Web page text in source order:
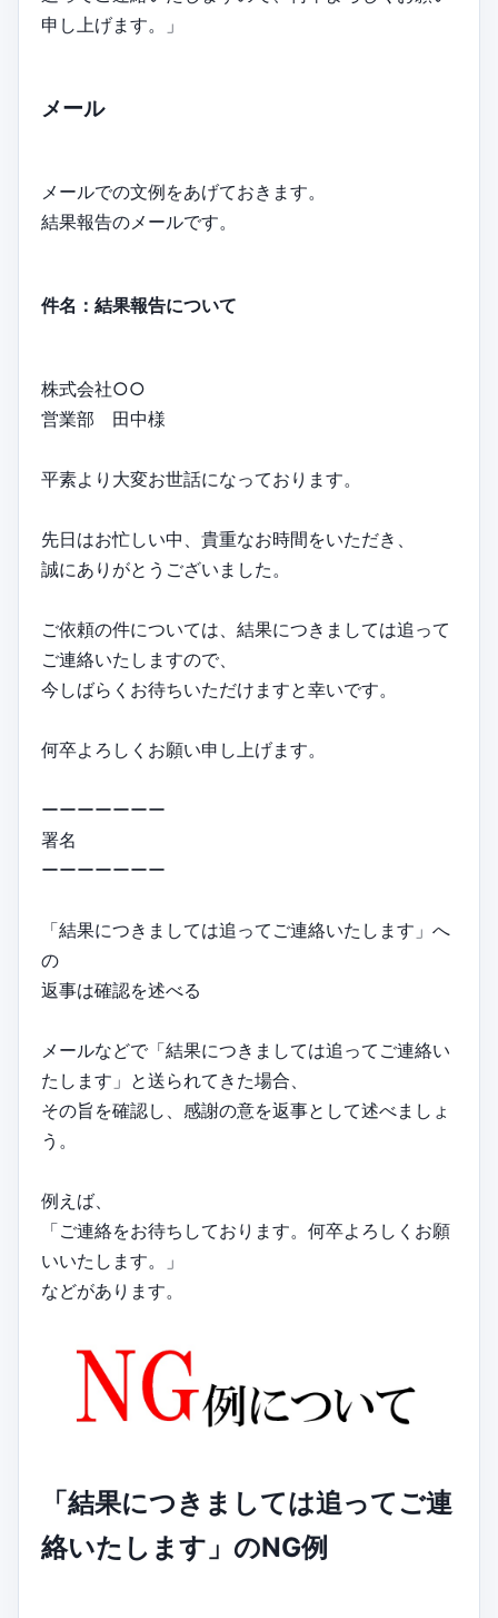
申し上げます。」
メール
メールでの文例をあげておきます。
結果報告のメールです。
件名：結果報告について
株式会社○○
営業部 田中様
平素より大変お世話になっております。
先日はお忙しい中、貴重なお時間をいただき、
誠にありがとうございました。
ご依頼の件については、結果につきましては追って
ご連絡いたしますので、
今しばらくお待ちいただけますと幸いです。
何卒よろしくお願い申し上げます。
ーーーーーーー
署名
ーーーーーーー
「結果につきましては追ってご連絡いたします」へ
の
返事は確認を述べる
メールなどで「結果につきましては追ってご連絡い
たします」と送られてきた場合、
その旨を確認し、感謝の意を返事として述べましょ
う。
例えば、
「ご連絡をお待ちしております。何卒よろしくお願
いいたします。」
などがあります。
「結果につきましては追ってご連
絡いたします」のNG例